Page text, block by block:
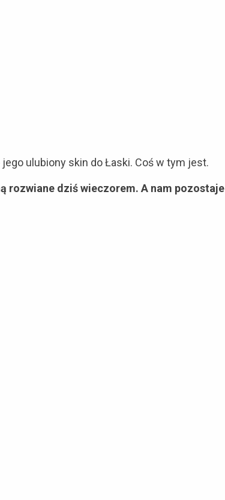
ulubiony skin do Łaski. Coś w tym jest.
rozwiane dziś wieczorem. A nam pozostaje